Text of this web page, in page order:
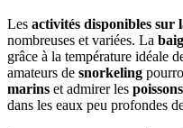
Les activités disponibles sur
nombreuses et variées. La
grâce à la température idéale
amateurs de snorkeling
marins et admirer les
dans les eaux peu profondes